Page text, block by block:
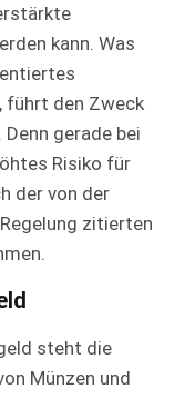
kann. Was
führt den Zweck
gerade bei
Risiko für
der von der
zitierten
steht die
Münzen und